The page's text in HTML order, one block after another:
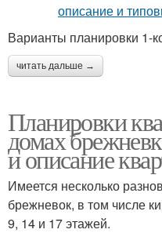
Варианты планировки 1-
читать дальше →
Планировки
домах
и описание
Имеется несколько
брежневок, в том числе
9, 14 и 17 этажей.